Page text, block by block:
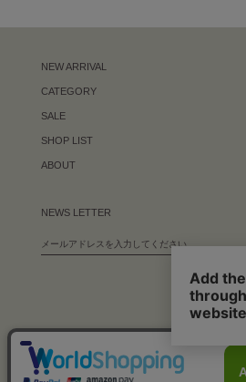
NEW ARRIVAL
CATEGORY
SALE
SHOP LIST
ABOUT
NEWS LETTER